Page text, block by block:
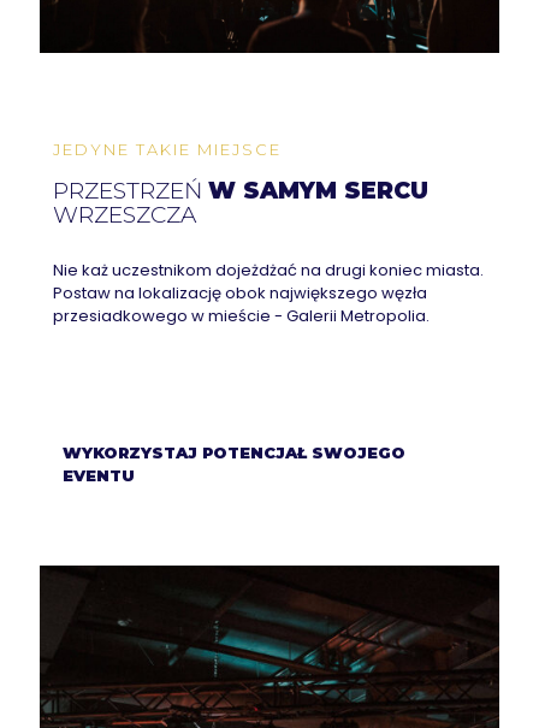
JEDYNE TAKIE MIEJSCE
PRZESTRZEŃW SAMYM SERCU
WRZESZCZA
Nie każ uczestnikom dojeżdżać na drugi koniec miasta.
Postaw na lokalizację obok największego węzła
przesiadkowego w mieście - Galerii Metropolia.
WYKORZYSTAJ POTENCJAŁ SWOJEGO
EVENTU